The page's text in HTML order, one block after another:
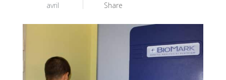
avril Share